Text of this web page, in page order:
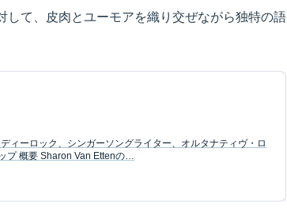
して、皮肉とユーモアを織り交ぜながら独特の語
ィーロック、シンガーソングライター、オルタナティヴ・ロ
プ 概要 Sharon Van Ettenの…